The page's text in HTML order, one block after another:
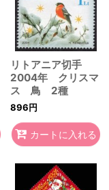
リトアニア切手
2004年 クリスマ
ス 鳥 2種
896円
カートに入れる